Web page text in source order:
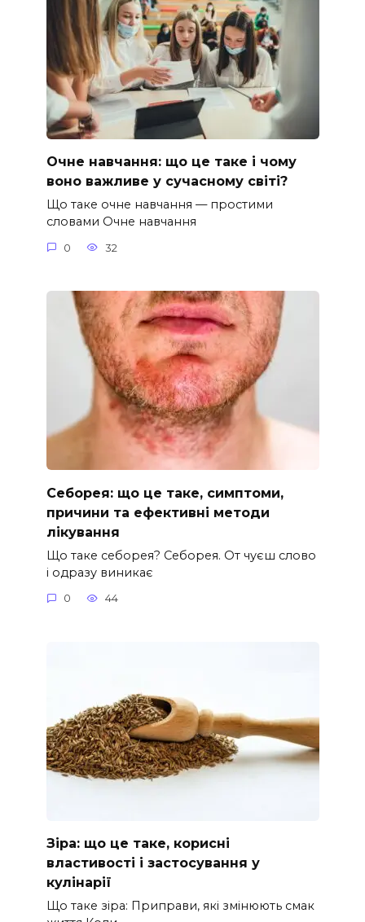
Очне навчання: що це таке і чому
воно важливе у сучасному світі?
Що таке очне навчання — простими
словами Очне навчання
0 32
Себорея: що це таке, симптоми,
причини та ефективні методи
лікування
Що таке себорея? Себорея. От чуєш слово
і одразу виникає
0 44
Зіра: що це таке, корисні
властивості і застосування у
кулінарії
Що таке зіра: Приправи, які змінюють смак